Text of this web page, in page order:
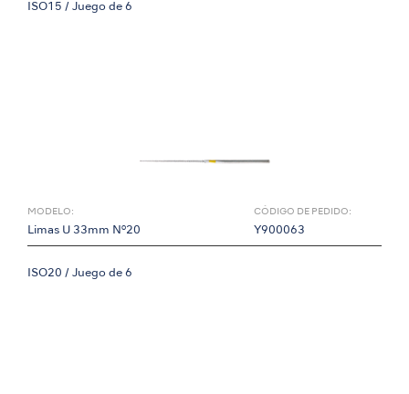
ISO15 / Juego de 6
MODELO:
Limas U 33mm Nº20
CÓDIGO DE PEDIDO:
Y900063
ISO20 / Juego de 6